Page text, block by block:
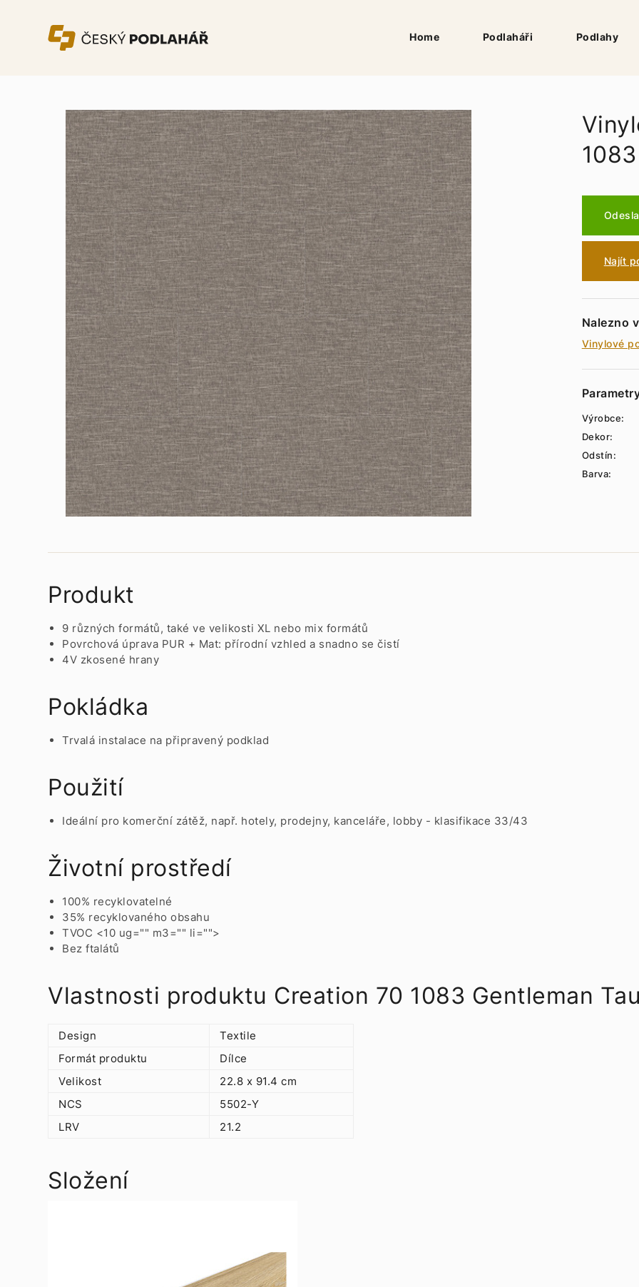
Home Podlaháři Podlahy
Najít
Nalezno
Vinylové
Výrobce:
Dekor:
Odstín:
Barva:
Produkt
9 různých formátů, také ve velikosti XL nebo mix formátů
Povrchová úprava PUR + Mat: přírodní vzhled a snadno se čistí
4V zkosené hrany
Pokládka
Trvalá instalace na připravený podklad
Použití
Ideální pro komerční zátěž, např. hotely, prodejny, kanceláře, lobby - klasifikace 33/43
Životní prostředí
100% recyklovatelné
35% recyklovaného obsahu
TVOC <10 ug="" m3="" li="">
Bez ftalátů
Vlastnosti produktu Creation 70 1083 Gentleman
Design
Textile
Formát produktu
Dílce
Velikost
22.8 x 91.4 cm
NCS
5502-Y
LRV
21.2
Složení